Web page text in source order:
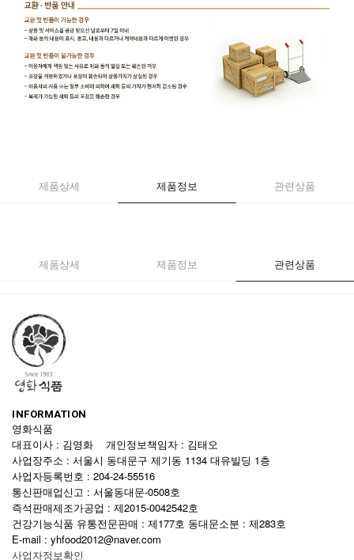
제품상세 제품정보 관련상품
제품상세 제품정보 관련상품
INFORMATION
영화식품
대표이사 : 김영화 개인정보책임자 : 김태오
사업장주소 : 서울시 동대문구 제기동 1134 대유빌딩 1층
사업자등록번호 : 204-24-55516
통신판매업신고 : 서울동대문-0508호
즉석판매제조가공업 : 제2015-0042542호
건강기능식품 유통전문판매 : 제177호 동대문소분 : 제283호
E-mail : yhfood2012@naver.com
사업자정보확인